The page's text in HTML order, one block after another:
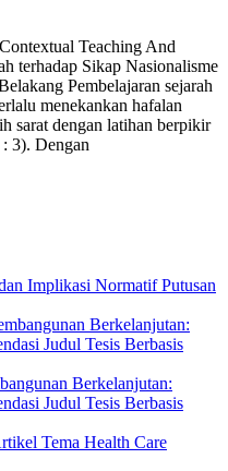
Teaching And
terhadap Sikap Nasionalisme
Pembelajaran sejarah
menekankan hafalan
sarat dengan latihan berpikir
3). Dengan
Implikasi Normatif Putusan
Berkelanjutan:
Judul Tesis Berbasis